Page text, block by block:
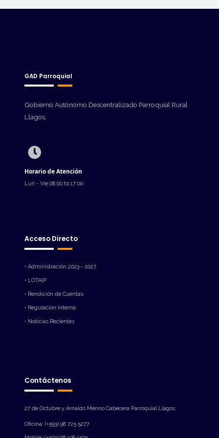
GAD Parroquial
Gobierno Autónomo Descentralizado Parroquial Rural
Llagos.
Horario de Atención
Lun - Vie 08:00 to 17:00
Acceso Directo
• Administración 2023 - 2027
• LOTAIP
• Rendición de Cuentas
• Regulación Interna
• Noticias Recientes
Contáctenos
27 de Octubre y Arnaldo Merino Cabecera Parroquial Llagos.
Oficina: (+593) 98 725 5277